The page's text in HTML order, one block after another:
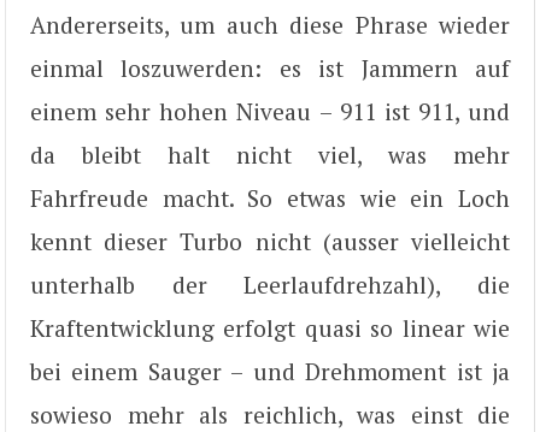
Andererseits, um auch diese Phrase wieder
einmal loszuwerden: es ist Jammern auf
einem sehr hohen Niveau – 911 ist 911, und
da bleibt halt nicht viel, was mehr
Fahrfreude macht. So etwas wie ein Loch
kennt dieser Turbo nicht (ausser vielleicht
unterhalb der Leerlaufdrehzahl), die
Kraftentwicklung erfolgt quasi so linear wie
bei einem Sauger – und Drehmoment ist ja
sowieso mehr als reichlich, was einst die